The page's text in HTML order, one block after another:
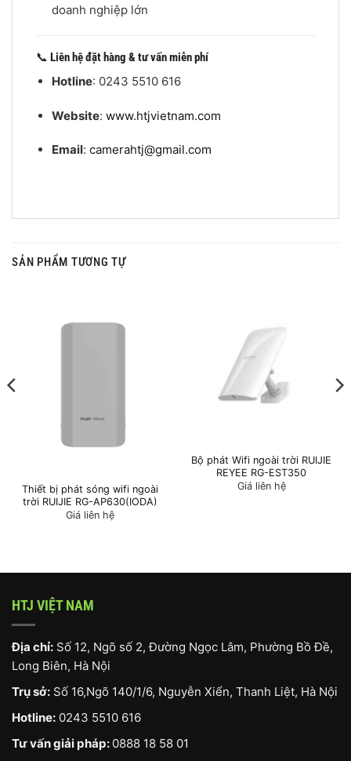
doanh nghiệp lớn
📞 Liên hệ đặt hàng & tư vấn miễn phí
Hotline: 0243 5510 616
Website: www.htjvietnam.com
Email: camerahtj@gmail.com
SẢN PHẨM TƯƠNG TỰ
Thiết bị phát sóng wifi ngoài
trời RUIJIE RG-AP630(IODA)
Giá liên hệ
Bộ phát Wifi ngoài trời RUIJIE
REYEE RG-EST350
Giá liên hệ
HTJ VIỆT NAM
Địa chỉ: Số 12, Ngõ số 2, Đường Ngọc Lâm, Phường Bồ Đề,
Long Biên, Hà Nội
Trụ sở: Số 16,Ngõ 140/1/6, Nguyễn Xiển, Thanh Liệt, Hà Nội
Hotline: 0243 5510 616
Tư vấn giải pháp: 0888 18 58 01